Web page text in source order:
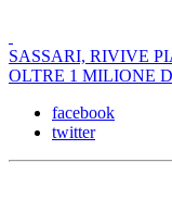
SASSARI, RIVIVE
OLTRE 1 MILIONE
facebook
twitter